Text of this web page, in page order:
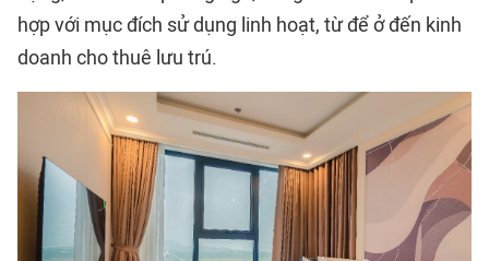
hợp với mục đích sử dụng linh hoạt, từ để ở đến kinh
doanh cho thuê lưu trú.